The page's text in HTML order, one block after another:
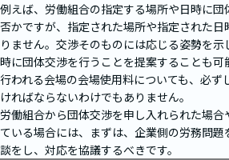
例えば、労働組合の指定する場所や日時に
否かですが、指定された場所や指定された
りません。交渉そのものには応じる姿勢を示
時に団体交渉を行うことを提案することも
行われる会場の会場使用料についても、必ず
ければならないわけでもありません。
労働組合から団体交渉を申し入れられた場
ている場合には、まずは、企業側の労務問
談をし、対応を協議するべきです。